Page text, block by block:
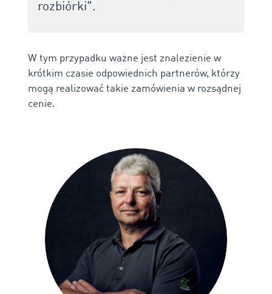
rozbiórki".
W tym przypadku ważne jest znalezienie w
krótkim czasie odpowiednich partnerów, którzy
mogą realizować takie zamówienia w rozsądnej
cenie.